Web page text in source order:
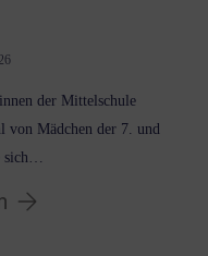
der Mittelschule
von Mädchen der 7. und
sich…